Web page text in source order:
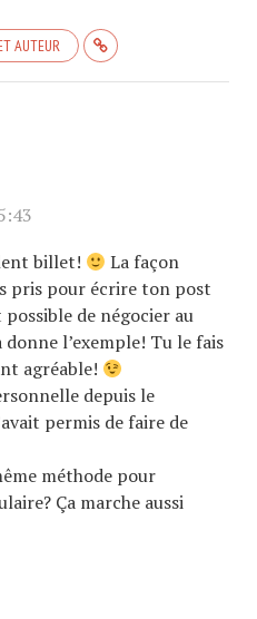
AUTEUR
billet!
La façon
pris pour écrire ton post
de négocier au
l’exemple! Tu le fais
agréable!
depuis le
permis de faire de
méthode pour
Ça marche aussi